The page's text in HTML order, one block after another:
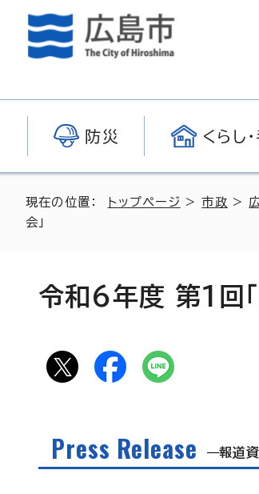
防災 くらし
現在の位置： トップページ >市政 >
会」
令和6年度 第1回
Press Release 報道